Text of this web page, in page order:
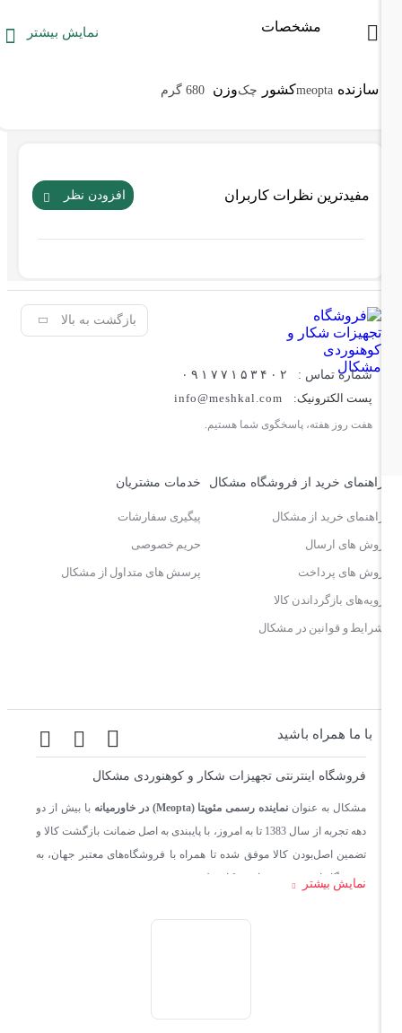
مشخصات نمایش بیشتر
سازنده meoptaکشور چک وزن 680 گرم
مفیدترین نظرات کاربران افزودن نظر
بازگشت به بالا
شماره تماس :
۰۹۱۷۷۱۵۳۴۰۲
پست الکترونیک: info@meshkal.com
هفت روز هفته، پاسخگوی شما هستیم.
خرید از فروشگاه مشکال
خرید از مشکال
های ارسال
های پرداخت
بازگرداندن کالا
و قوانین در مشکال
خدمات مشتریان
پیگیری سفارشات
حریم خصوصی
پرسش های متداول از مشکال
با ما همراه باشید
فروشگاه اینترنتی تجهیزات شکار و کوهنوردی مشکال
مشکال به عنواننماینده رسمی مئوپتا (Meopta) در خاورمیانه
با بیش از دو
دهه تجربه از سال 1383 تا به امروز، با پایبندی به اصل ضمانت بازگشت کالا و
تضمین اصل‌بودن کالا موفق شده تا همراه با فروشگاه‌های معتبر جهان، به
فروشگاه اینترنتی تجهیزات شکار بدل شود.
نمایش بیشتر